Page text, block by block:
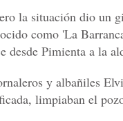
la situación dio un
como 'La
desde Pimienta a la
y albañiles
limpiaban el